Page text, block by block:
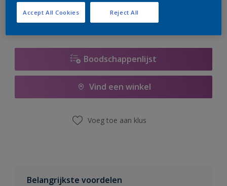
Boodschappenlijst
Vind een winkel
Voeg toe aan klus
Belangrijkste voordelen
Reject All
Accept All Cookies